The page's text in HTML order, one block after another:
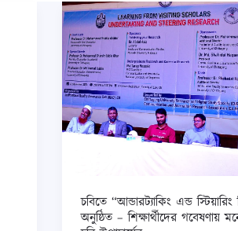
চবিতে “আন্ডারট্যাকিং এন্ড স্টিয়ারিং
অনুষ্ঠিত – শিক্ষার্থীদের গবেষণায়
চবিতে
“আন্ডারট্যাকিং
এন্ড
স্টিয়ারিং
রিসার্চ”
সেমিনার
শিক্ষার্থীদের
গবেষণায়